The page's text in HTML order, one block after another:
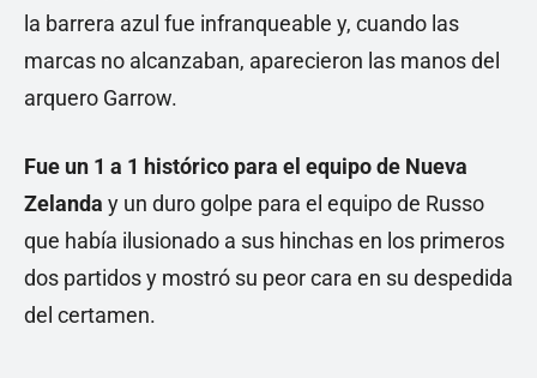
la barrera azul fue infranqueable y, cuando las
marcas no alcanzaban, aparecieron las manos del
arquero Garrow.
Fue un 1 a 1 histórico para el equipo de Nueva
Zelanda y un duro golpe para el equipo de Russo
que había ilusionado a sus hinchas en los primeros
dos partidos y mostró su peor cara en su despedida
del certamen.